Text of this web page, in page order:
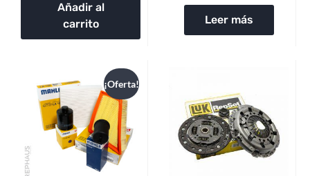
Añadir al
carrito
Leer más
¡Oferta!